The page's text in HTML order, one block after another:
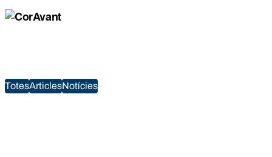
TotesArticlesNotícies